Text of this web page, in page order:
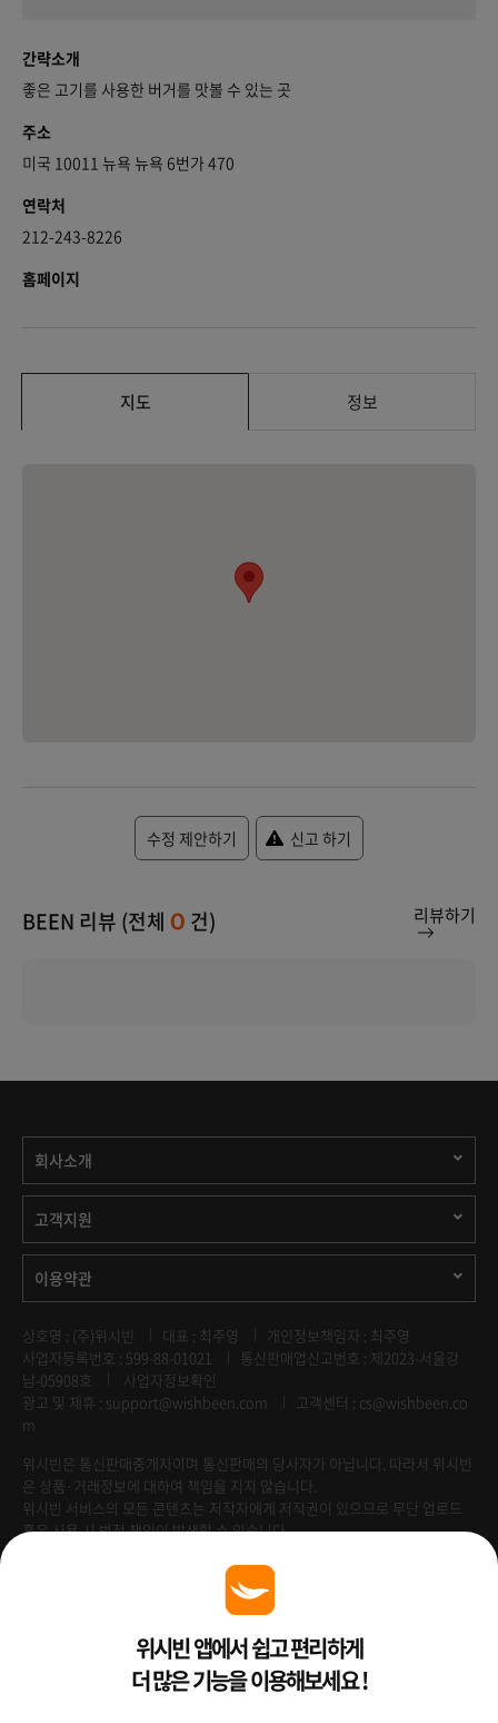
간략소개
좋은 고기를 사용한 버거를 맛볼 수 있는 곳
주소
미국 10011 뉴욕 뉴욕 6번가 470
연락처
212-243-8226
홈페이지
지도 정보
수정 제안하기 신고 하기
BEEN 리뷰 (전체 0 건) 리뷰하기
회사소개
고객지원
이용약관
상호명 : (주)위시빈 대표 : 최주영
개인정보책임자 : 최주영
사업자등록번호 : 599-88-01021
통신판매업신고번호 : 제2023-서울강
남-05908호
사업자정보확인
광고 및 제휴 : support@wishbeen.com
고객센터 : cs@wishbeen.co
m
위시빈은 통신판매중개자이며 통신판매의 당사자가 아닙니다. 따라서 위시빈
은 상품·거래정보에 대하여 책임을 지지 않습니다.
위시빈 서비스의 모든 콘텐츠는 저작자에게 저작권이 있으므로 무단 업로드
혹은 사용 시 법적 책임이 발생할 수 있습니다.
Venture Enterprise위시빈 앱에서 쉽고 편리하게
더 많은 기능을 이용해보세요 !